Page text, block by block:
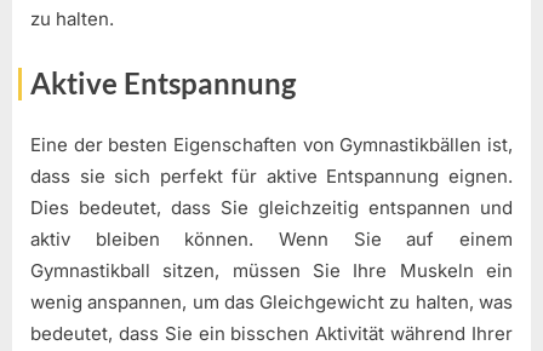
zu halten.
Aktive Entspannung
Eine der besten Eigenschaften von Gymnastikbällen ist,
dass sie sich perfekt für aktive Entspannung eignen.
Dies bedeutet, dass Sie gleichzeitig entspannen und
aktiv bleiben können. Wenn Sie auf einem
Gymnastikball sitzen, müssen Sie Ihre Muskeln ein
wenig anspannen, um das Gleichgewicht zu halten, was
bedeutet, dass Sie ein bisschen Aktivität während Ihrer